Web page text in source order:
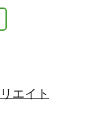
エイト